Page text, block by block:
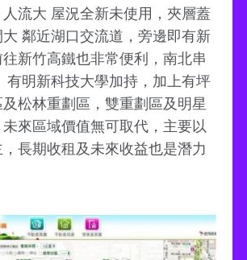
流大 屋況全新未使用，夾層蓋
鄰近湖口交流道，旁邊即有新
新竹高鐵也非常便利，南北串
有明新科技大學加持，加上有坪
松林重劃區，雙重劃區及明星
來區域價值無可取代，主要以
長期收租及未來收益也是潛力